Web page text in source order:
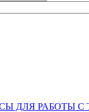
ДЛЯ РАБОТЫ